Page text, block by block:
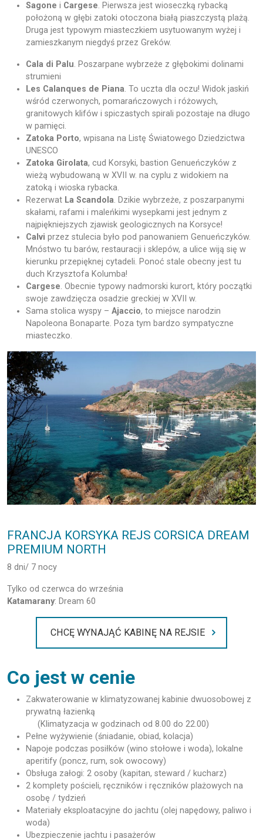
Sagone i Cargese. Pierwsza jest wioseczką rybacką
położoną w głębi zatoki otoczona białą piaszczystą plażą.
Druga jest typowym miasteczkiem usytuowanym wyżej i
zamieszkanym niegdyś przez Greków.
Cala di Palu. Poszarpane wybrzeże z głębokimi dolinami
strumieni
Les Calanques de Piana. To uczta dla oczu! Widok jaskiń
wśród czerwonych, pomarańczowych i różowych,
granitowych klifów i spiczastych spirali pozostaje na długo
w pamięci.
Zatoka Porto, wpisana na Listę Światowego Dziedzictwa
UNESCO
Zatoka Girolata, cud Korsyki, bastion Genueńczyków z
wieżą wybudowaną w XVII w. na cyplu z widokiem na
zatoką i wioska rybacka.
Rezerwat La Scandola. Dzikie wybrzeże, z poszarpanymi
skałami, rafami i maleńkimi wysepkami jest jednym z
najpiękniejszych zjawisk geologicznych na Korsyce!
Calvi przez stulecia było pod panowaniem Genueńczyków.
Mnóstwo tu barów, restauracji i sklepów, a ulice wiją się w
kierunku przepięknej cytadeli. Ponoć stale obecny jest tu
duch Krzysztofa Kolumba!
Cargese. Obecnie typowy nadmorski kurort, który początki
swoje zawdzięcza osadzie greckiej w XVII w.
Sama stolica wyspy – Ajaccio, to miejsce narodzin
Napoleona Bonaparte. Poza tym bardzo sympatyczne
miasteczko.
FRANCJA KORSYKA REJS CORSICA DREAM
PREMIUM NORTH
8 dni/ 7 nocy
Tylko od czerwca do września
Katamarany: Dream 60
CHCĘ WYNAJĄĆ KABINĘ NA REJSIE
Co jest w cenie
Zakwaterowanie w klimatyzowanej kabinie dwuosobowej z
prywatną łazienką
(Klimatyzacja w godzinach od 8.00 do 22.00)
Pełne wyżywienie (śniadanie, obiad, kolacja)
Napoje podczas posiłków (wino stołowe i woda), lokalne
aperitify (poncz, rum, sok owocowy)
Obsługa załogi: 2 osoby (kapitan, steward / kucharz)
2 komplety pościeli, ręczników i ręczników plażowych na
osobę / tydzień
Materiały eksploatacyjne do jachtu (olej napędowy, paliwo i
woda)
Ubezpieczenie jachtu i pasażerów